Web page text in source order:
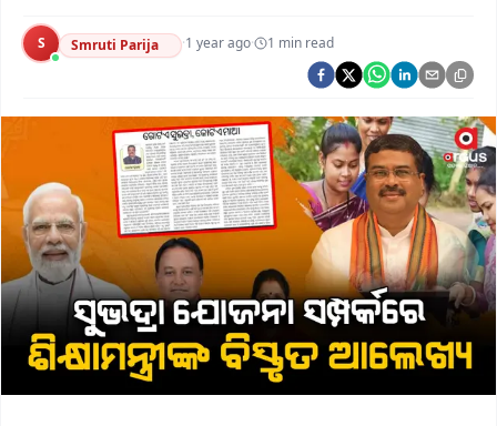
Argus Swaad Odisha
Argus Chalo Dekhein Apna Desh
S Smruti Parija ·1 year ago· 1 min read